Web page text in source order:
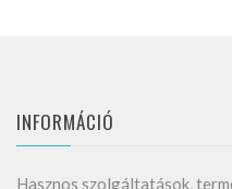
INFORMÁCIÓ
Hasznos szolgáltatások,